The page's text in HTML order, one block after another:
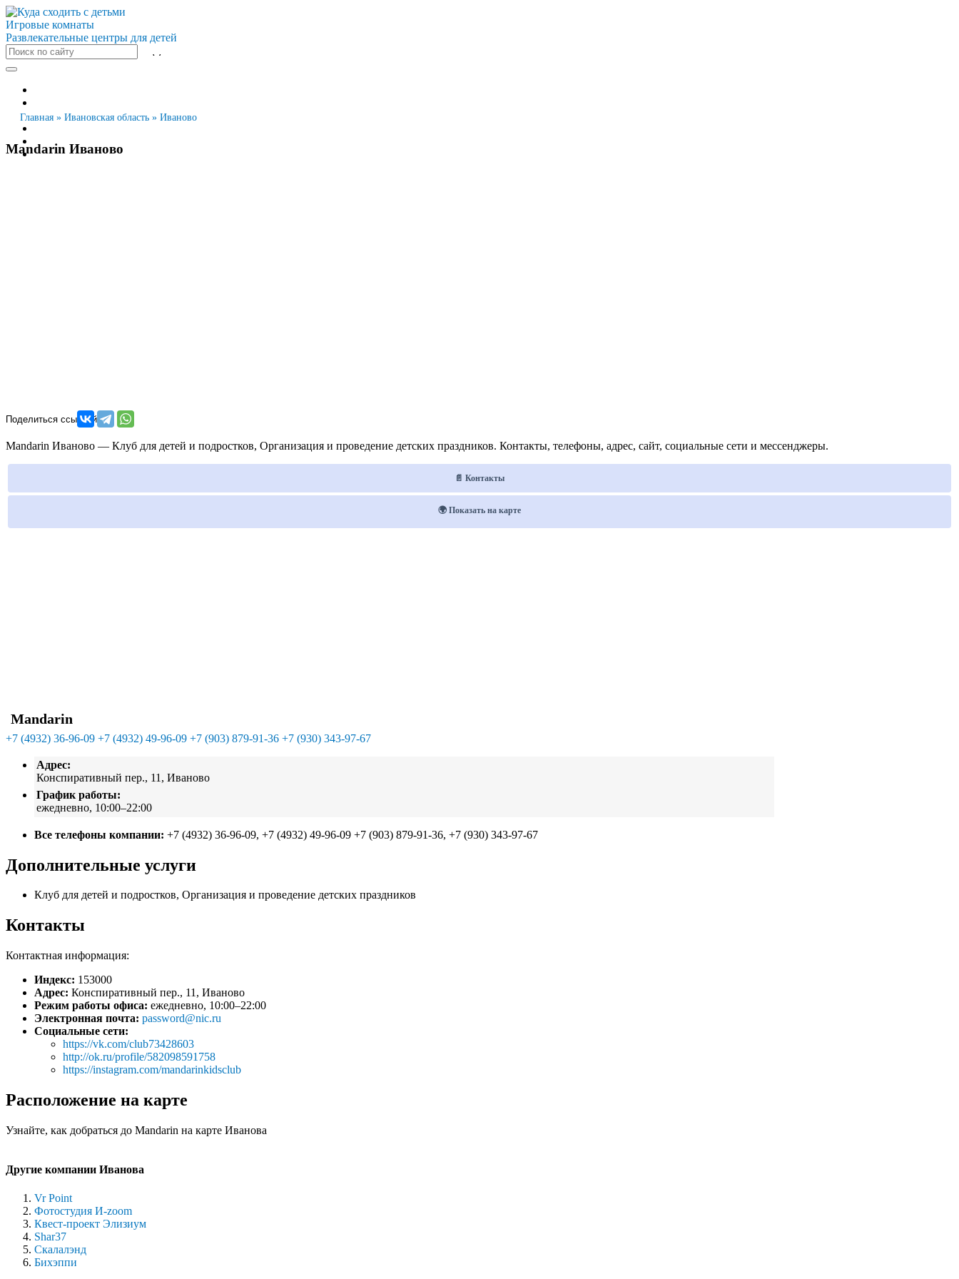
Игровые комнаты
Развлекательные центры для детей
Санкт-Петербург
Екатеринбург
Казань
Главная » Ивановская область » Иваново
Mandarin Иваново
Mandarin Иваново — Клуб для детей и подростков, Организация и проведение детских праздников. Контакты, телефоны, адрес, сайт, социальные сети и мессенджеры.
📄 Контакты
🌍 Показать на карте
Mandarin
+7 (4932) 36-96-09 +7 (4932) 49-96-09 +7 (903) 879-91-36 +7 (930) 343-97-67
Адрес:
Конспиративный пер., 11, Иваново
График работы:
ежедневно, 10:00–22:00
Все телефоны компании: +7 (4932) 36-96-09, +7 (4932) 49-96-09 +7 (903) 879-91-36, +7 (930) 343-97-67
Дополнительные услуги
Клуб для детей и подростков, Организация и проведение детских праздников
Контакты
Контактная информация:
Индекс: 153000
Адрес: Конспиративный пер., 11, Иваново
Режим работы офиса: ежедневно, 10:00–22:00
Электронная почта: password@nic.ru
Социальные сети:
https://vk.com/club73428603
http://ok.ru/profile/582098591758
https://instagram.com/mandarinkidsclub
Расположение на карте
Узнайте, как добраться до Mandarin на карте Иванова
Другие компании Иванова
Vr Point
Фотостудия И-zoom
Квест-проект Элизиум
Shar37
Скалалэнд
Бихэппи